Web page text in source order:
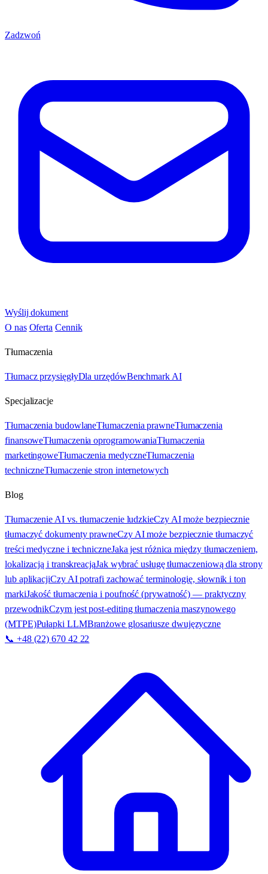
Zadzwoń
Wyślij dokument
O nas Oferta Cennik
Tłumaczenia
Tłumacz przysięgłyDla urzędówBenchmark AI
Specjalizacje
Tłumaczenia budowlaneTłumaczenia prawneTłumaczenia
finansoweTłumaczenia oprogramowaniaTłumaczenia
marketingoweTłumaczenia medyczneTłumaczenia
techniczneTłumaczenie stron internetowych
Blog
Tłumaczenie AI vs. tłumaczenie ludzkieCzy AI może bezpiecznie
tłumaczyć dokumenty prawneCzy AI może bezpiecznie tłumaczyć
treści medyczne i techniczneJaka jest różnica między tłumaczeniem,
lokalizacją i transkreacjąJak wybrać usługę tłumaczeniową dla strony
lub aplikacjiCzy AI potrafi zachować terminologię, słownik i ton
markiJakość tłumaczenia i poufność (prywatność) — praktyczny
przewodnikCzym jest post-editing tłumaczenia maszynowego
(MTPE)Pułapki LLMBranżowe glosariusze dwujęzyczne
📞 +48 (22) 670 42 22